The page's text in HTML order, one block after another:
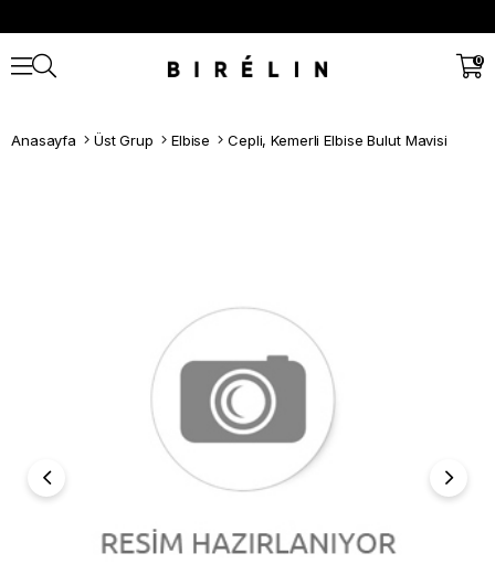
0
Anasayfa Üst Grup Elbise Cepli, Kemerli Elbise Bulut Mavisi